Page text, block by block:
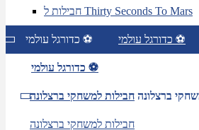
חבילות ל Thirty Seconds To Mars
כדורגל עולמי ⚽ כדורגל עולמי ⚽
כדורגל עולמי ⚽
ברצלונה חבילות למשחקי ברצלונה
חבילות למשחקי ברצלונה